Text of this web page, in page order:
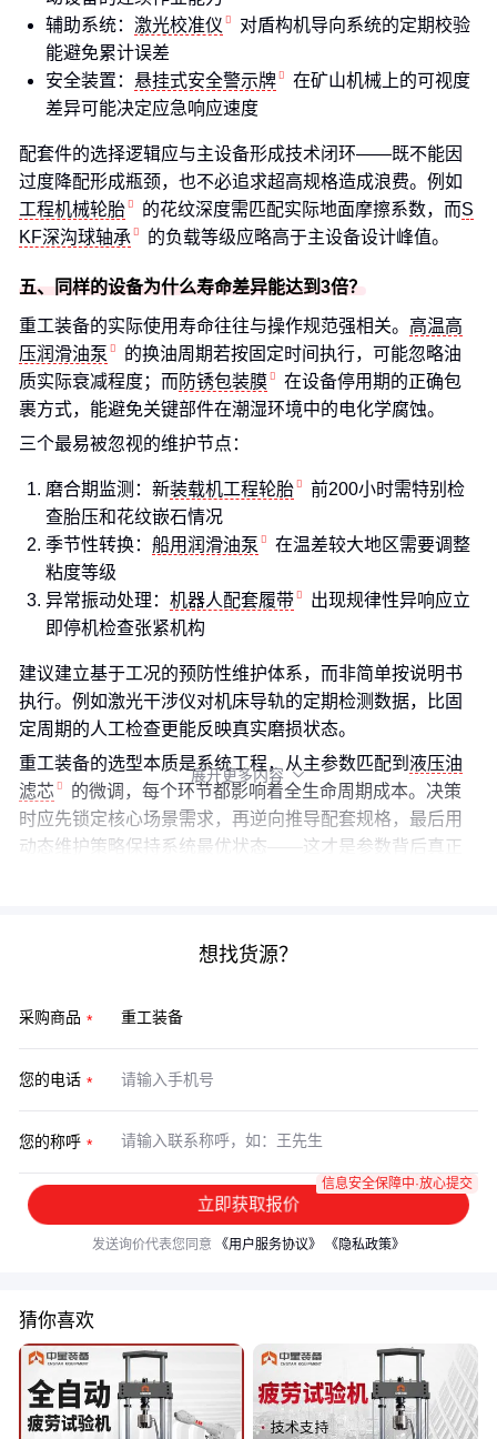
辅助系统： 激光校准仪
对盾构机导向系统的定期校验
能避免累计误差
安全装置： 悬挂式安全警示牌
在矿山机械上的可视度
差异可能决定应急响应速度
配套件的选择逻辑应与主设备形成技术闭环——既不能因
过度降配形成瓶颈，也不必追求超高规格造成浪费。例如
工程机械轮胎
的花纹深度需匹配实际地面摩擦系数，而S
KF深沟球轴承
的负载等级应略高于主设备设计峰值。
五、同样的设备为什么寿命差异能达到3倍？
重工装备的实际使用寿命往往与操作规范强相关。 高温高
压润滑油泵
的换油周期若按固定时间执行，可能忽略油
质实际衰减程度；而 防锈包装膜
在设备停用期的正确包
裹方式，能避免关键部件在潮湿环境中的电化学腐蚀。
三个最易被忽视的维护节点：
磨合期监测：新装载机工程轮胎
前200小时需特别检
查胎压和花纹嵌石情况
季节性转换： 船用润滑油泵
在温差较大地区需要调整
粘度等级
异常振动处理： 机器人配套履带
出现规律性异响应立
即停机检查张紧机构
建议建立基于工况的预防性维护体系，而非简单按说明书
执行。例如激光干涉仪对机床导轨的定期检测数据，比固
定周期的人工检查更能反映真实磨损状态。
重工装备的选型本质是系统工程，从主参数匹配到 液压油
滤芯
的微调，每个环节都影响着全生命周期成本。决策
时应先锁定核心场景需求，再逆向推导配套规格，最后用
动态维护策略保持系统最优状态——这才是参数背后真正
展开更多内容 
想找货源？
采购商品
您的电话
您的称呼
立即获取报价
信息安全保障中·放心提交
发送询价代表您同意 《用户服务协议》 《隐私政策》
猜你喜欢